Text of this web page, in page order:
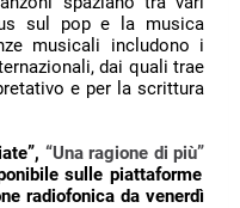
sul pop e la musica
musicali includono i
dai quali trae
e per la scrittura
“Una ragione di più”
sulle piattaforme
radiofonica da venerdì